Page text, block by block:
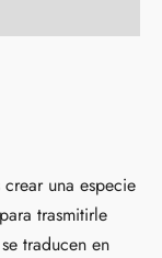
una especie
trasmitirle
traducen en